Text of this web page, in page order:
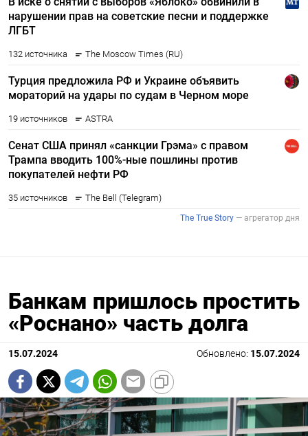
Банкам пришлось простить
«Роснано» часть долга
15.07.2024 Обновлено: 15.07.2024